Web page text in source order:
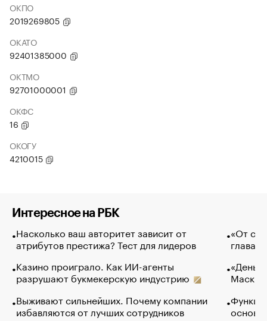
ОКПО
2019269805
ОКАТО
92401385000
ОКТМО
92701000001
ОКФС
16
ОКОГУ
4210015
Интересное на РБК
Насколько ваш авторитет зависит от
атрибутов престижа? Тест для лидеров
Казино проиграло. Как ИИ-агенты
разрушают букмекерскую индустрию
Выживают сильнейших. Почему компании
избавляются от лучших сотрудников
«От
глава
Маск в
основ